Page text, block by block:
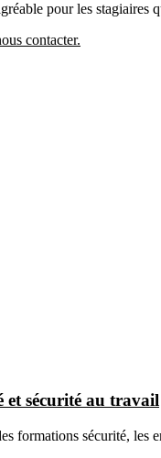
pour les
contacter.
et sécurité au travail
formations sécurité,